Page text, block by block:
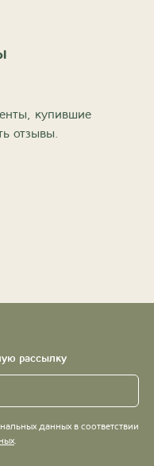
купившие
отзывы.
рассылку
данных в соответствии
.